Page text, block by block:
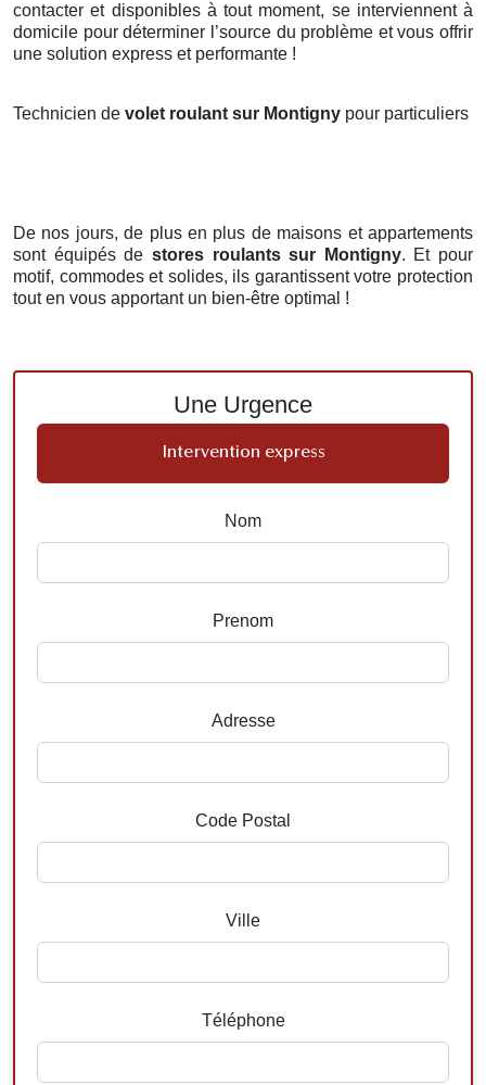
contacter et disponibles à tout moment, se interviennent à
domicile pour déterminer l’source du problème et vous offrir
une solution express et performante !
Technicien de volet roulant sur Montigny pour particuliers
De nos jours, de plus en plus de maisons et appartements
sont équipés de stores roulants sur Montigny. Et pour
motif, commodes et solides, ils garantissent votre protection
tout en vous apportant un bien-être optimal !
Une Urgence
Intervention express
Nom
Prenom
Adresse
Code Postal
Ville
Téléphone